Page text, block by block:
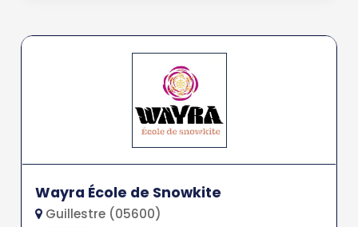
Wayra École de Snowkite
Guillestre (05600)